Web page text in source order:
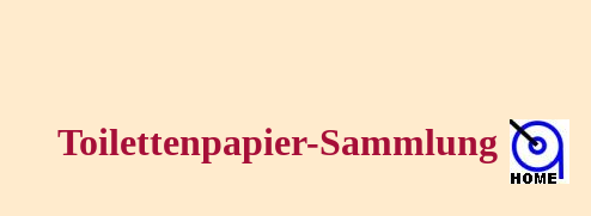
Toilettenpapier-Sammlung